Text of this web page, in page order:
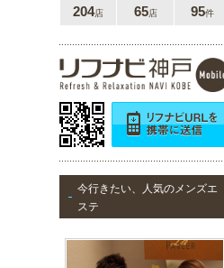
204店 65店 95件
今行きたい、人気のメンズエ
ステ